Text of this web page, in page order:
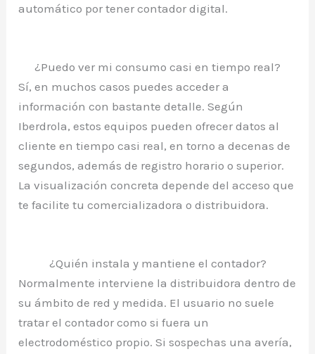
automático por tener contador digital.
¿Puedo ver mi consumo casi en tiempo real?
Sí, en muchos casos puedes acceder a
información con bastante detalle. Según
Iberdrola, estos equipos pueden ofrecer datos al
cliente en tiempo casi real, en torno a decenas de
segundos, además de registro horario o superior.
La visualización concreta depende del acceso que
te facilite tu comercializadora o distribuidora.
¿Quién instala y mantiene el contador?
Normalmente interviene la distribuidora dentro de
su ámbito de red y medida. El usuario no suele
tratar el contador como si fuera un
electrodoméstico propio. Si sospechas una avería,